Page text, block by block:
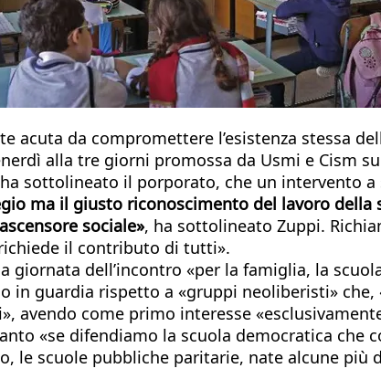
acuta da compromettere l’esistenza stessa
alla tre giorni promossa da Usmi e Cism
sottolineato il porporato, che un intervento
ma il giusto riconoscimento del lavoro
sociale», ha sottolineato Zuppi.
il contributo di tutti».
giornata dell’incontro «per la famiglia, la
in guardia rispetto a «gruppi neoliberisti»
avendo come primo interesse
«se difendiamo la scuola democratica che
le scuole pubbliche paritarie, nate alcune